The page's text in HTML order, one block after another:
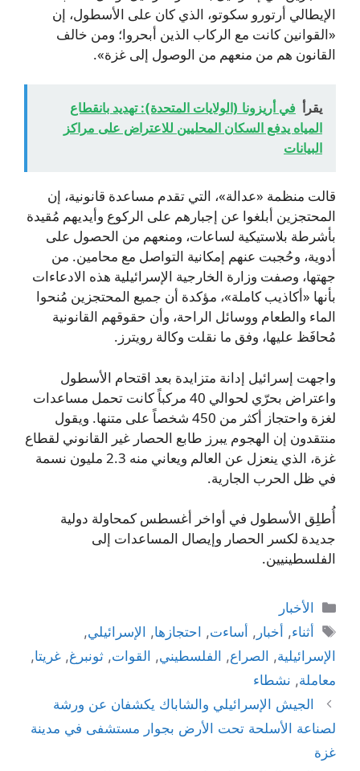
الإيطالي أرتورو سكوتو، الذي كان على الأسطول، إن
«القوانين كانت مع الركاب الذين أبحروا؛ ومن خالف
القانون هم من منعهم من الوصول إلى غزة».
يقرأ في أريزونا (الولايات المتحدة): تهديد بانقطاع
المياه يدفع السكان المحليين للاعتراض على مراكز
البيانات
قالت منظمة «عدالة»، التي تقدم مساعدة قانونية، إن
المحتجزين أبلغوا عن إجبارهم على الركوع وأيديهم مُقيدة
بأشرطة بلاستيكية لساعات، ومنعهم من الحصول على
أدوية، وحُجبت عنهم إمكانية التواصل مع محامين. من
جهتها، وصفت وزارة الخارجية الإسرائيلية هذه الادعاءات
بأنها «أكاذيب كاملة»، مؤكدة أن جميع المحتجزين مُنحوا
الماء والطعام ووسائل الراحة، وأن حقوقهم القانونية
مُحافَظ عليها، وفق ما نقلت وكالة رويترز.
واجهت إسرائيل إدانة متزايدة بعد اقتحام الأسطول
واعتراض بحرّي لحوالي 40 مركباً كانت تحمل مساعدات
لغزة واحتجاز أكثر من 450 شخصاً على متنها. ويقول
منتقدون إن الهجوم يبرز طابع الحصار غير القانوني لقطاع
غزة، الذي ينعزل عن العالم ويعاني منه 2.3 مليون نسمة
في ظل الحرب الجارية.
أُطلِق الأسطول في أواخر أغسطس كمحاولة دولية
جديدة لكسر الحصار وإيصال المساعدات إلى
الفلسطينيين.
التصنيفات
الأخبار
الوسوم
أثناء, أخبار , أساءت, احتجازها, الإسرائيلي,
الإسرائيلية, الصراع, الفلسطيني, القوات, ثونبرغ, غريتا,
معاملة, نشطاء
الجيش الإسرائيلي والشاباك يكشفان عن ورشة
لصناعة الأسلحة تحت الأرض بجوار مستشفى في مدينة
غزة